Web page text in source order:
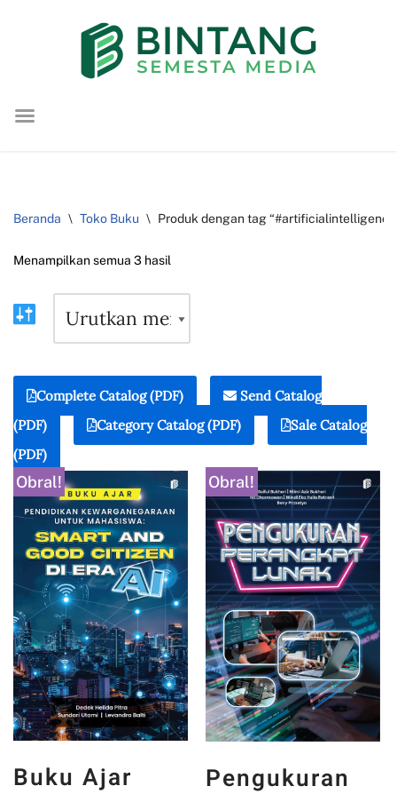
konten
Beranda \ Toko Buku \ Produk dengan tag
Menampilkan semua 3 hasil
Complete Catalog (PDF)
Send Catalog
(PDF)
Category Catalog (PDF)
Sale Catalog
(PDF)
Obral!
Buku Ajar
Obral!
Pengukuran